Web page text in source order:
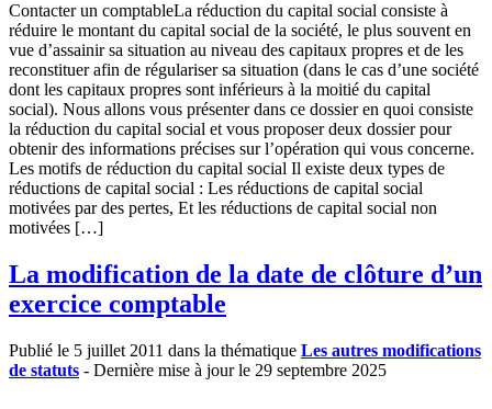
Contacter un comptableLa réduction du capital social consiste à
réduire le montant du capital social de la société, le plus souvent en
vue d’assainir sa situation au niveau des capitaux propres et de les
reconstituer afin de régulariser sa situation (dans le cas d’une société
dont les capitaux propres sont inférieurs à la moitié du capital
social). Nous allons vous présenter dans ce dossier en quoi consiste
la réduction du capital social et vous proposer deux dossier pour
obtenir des informations précises sur l’opération qui vous concerne.
Les motifs de réduction du capital social Il existe deux types de
réductions de capital social : Les réductions de capital social
motivées par des pertes, Et les réductions de capital social non
motivées […]
La modification de la date de clôture d’un
exercice comptable
Publié le 5 juillet 2011 dans la thématique Les autres modifications
de statuts - Dernière mise à jour le 29 septembre 2025